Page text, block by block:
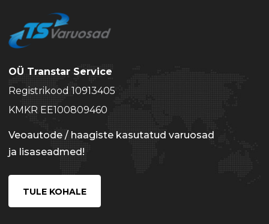
OÜ Transtar Service
Registrikood 10913405
KMKR EE100809460
Veoautode / haagiste kasutatud varuosad
ja lisaseadmed!
TULE KOHALE